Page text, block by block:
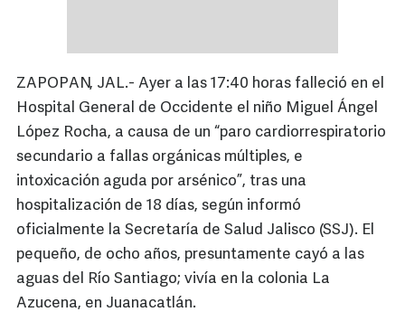
ZAPOPAN, JAL.- Ayer a las 17:40 horas falleció en el
Hospital General de Occidente el niño Miguel Ángel
López Rocha, a causa de un “paro cardiorrespiratorio
secundario a fallas orgánicas múltiples, e
intoxicación aguda por arsénico”, tras una
hospitalización de 18 días, según informó
oficialmente la Secretaría de Salud Jalisco (SSJ). El
pequeño, de ocho años, presuntamente cayó a las
aguas del Río Santiago; vivía en la colonia La
Azucena, en Juanacatlán.